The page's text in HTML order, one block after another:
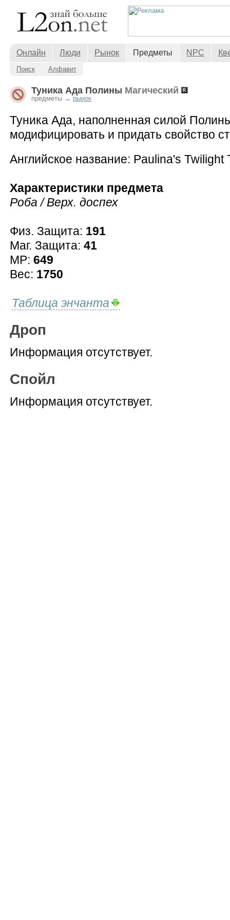
Онлайн Люди Рынок Предметы NPC
Поиск Алфавит
Туника Ада Полины Магический
предметы → рынок
Туника Ада, наполненная силой
модифицировать и придать свойство
Английское название: Paulina's Twilight
Характеристики предмета
Роба / Верх. доспех
Физ. Защита: 191
Маг. Защита: 41
MP: 649
Вес: 1750
Таблица энчанта
Дроп
Информация отсутствует.
Спойл
Информация отсутствует.